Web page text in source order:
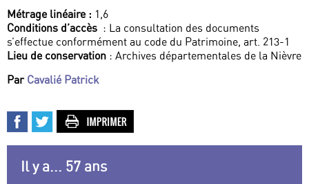
Métrage linéaire : 1,6
Conditions d’accès : La consultation des documents
s’effectue conformément au code du Patrimoine, art. 213-1
Lieu de conservation : Archives départementales de la Nièvre
Par Cavalié Patrick
Il y a... 57 ans